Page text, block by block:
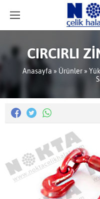
CIRCIRLI
Anasayfa » Ürünler »